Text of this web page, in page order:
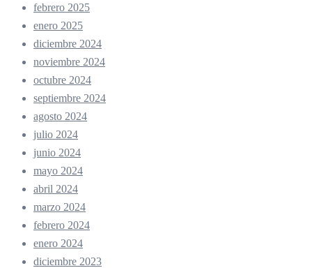
febrero 2025
enero 2025
diciembre 2024
noviembre 2024
octubre 2024
septiembre 2024
agosto 2024
julio 2024
junio 2024
mayo 2024
abril 2024
marzo 2024
febrero 2024
enero 2024
diciembre 2023